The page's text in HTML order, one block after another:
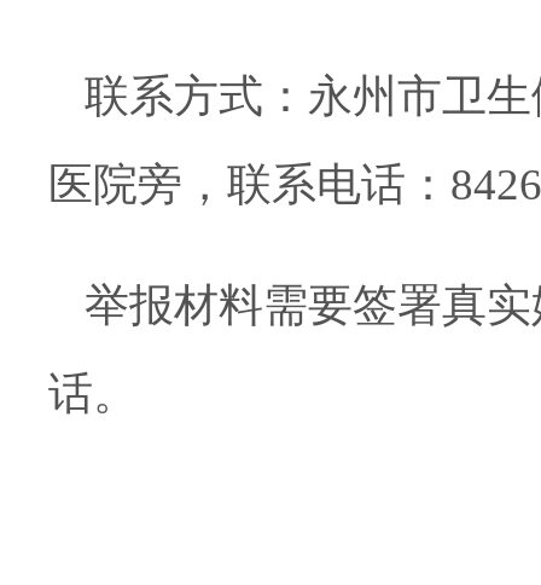
联系方式：永州市卫
医院旁，联系电话：
举报材料需要签署真
话。